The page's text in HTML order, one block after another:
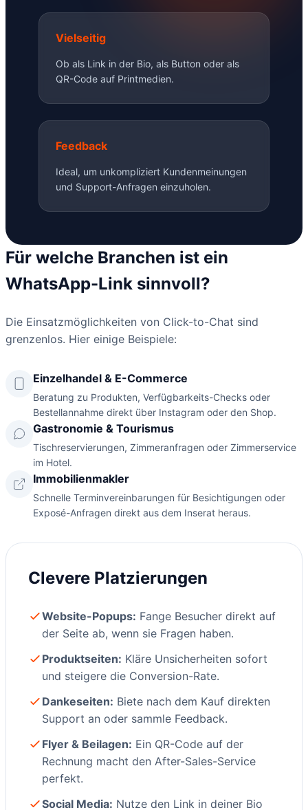
Vielseitig
Ob als Link in der Bio, als Button oder als
QR-Code auf Printmedien.
Feedback
Ideal, um unkompliziert Kundenmeinungen
und Support-Anfragen einzuholen.
Für welche Branchen ist ein
WhatsApp-Link sinnvoll?
Die Einsatzmöglichkeiten von Click-to-Chat sind
grenzenlos. Hier einige Beispiele:
Einzelhandel & E-Commerce
Beratung zu Produkten, Verfügbarkeits-Checks oder
Bestellannahme direkt über Instagram oder den Shop.
Gastronomie & Tourismus
Tischreservierungen, Zimmeranfragen oder Zimmerservice
im Hotel.
Immobilienmakler
Schnelle Terminvereinbarungen für Besichtigungen oder
Exposé-Anfragen direkt aus dem Inserat heraus.
Clevere Platzierungen
Website-Popups: Fange Besucher direkt auf
der Seite ab, wenn sie Fragen haben.
Produktseiten: Kläre Unsicherheiten sofort
und steigere die Conversion-Rate.
Dankeseiten: Biete nach dem Kauf direkten
Support an oder sammle Feedback.
Flyer & Beilagen: Ein QR-Code auf der
Rechnung macht den After-Sales-Service
perfekt.
Social Media: Nutze den Link in deiner Bio